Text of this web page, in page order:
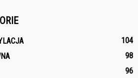
104
98
96